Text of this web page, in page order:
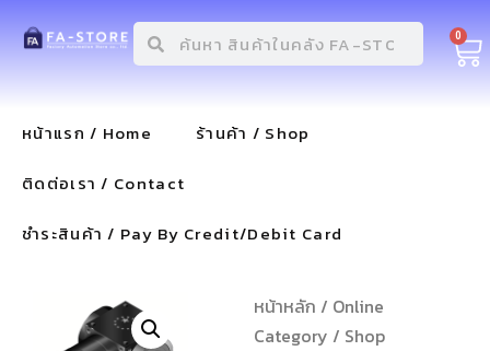
0
หน้าแรก / Home
ร้านค้า / Shop
ติดต่อเรา / Contact
ชำระสินค้า / Pay By Credit/Debit Card
หน้าหลัก / Online
Category / Shop